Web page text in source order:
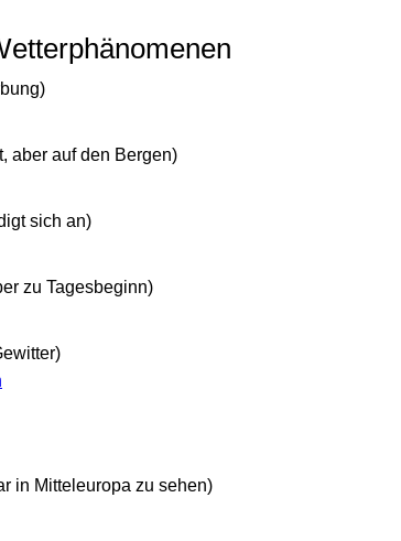
aber auf den Bergen)
sich an)
zu Tagesbeginn)
in Mitteleuropa zu sehen)